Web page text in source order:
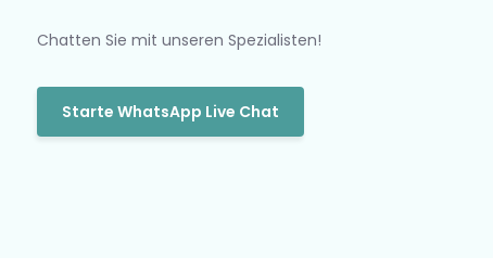
Chatten Sie mit unseren Spezialisten!
Starte WhatsApp Live Chat